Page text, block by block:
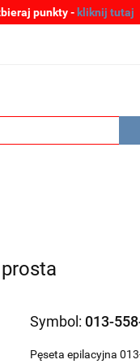
punkty -kliknij tutaj
PLIKI DO
Symbol: 013-
Pęseta epilacyjna